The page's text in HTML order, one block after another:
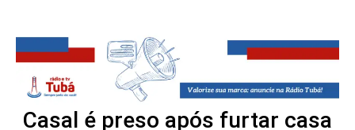
Casal é preso após furtar casa